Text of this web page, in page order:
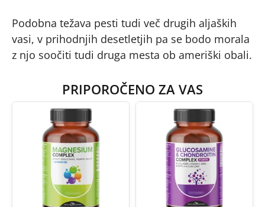
Podobna težava pesti tudi več drugih aljaških
vasi, v prihodnjih desetletjih pa se bodo morala
z njo soočiti tudi druga mesta ob ameriški obali.
PRIPOROČENO ZA VAS